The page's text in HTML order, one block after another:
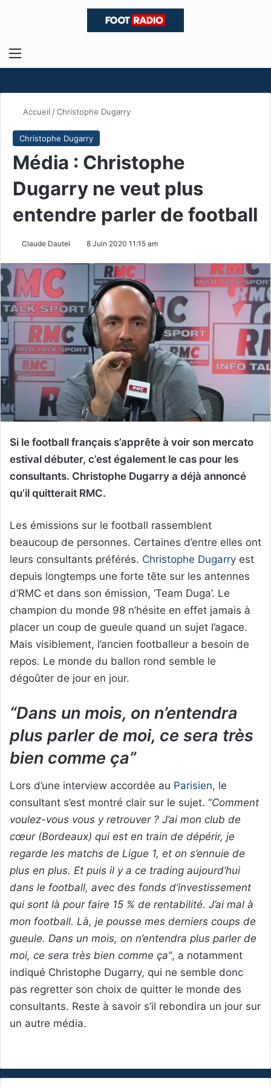
Menu
Accueil /Christophe Dugarry
Christophe Dugarry
Média : Christophe
Dugarry ne veut plus
entendre parler de football
Claude Dautel 8 Juin 2020 11:15 am
Si le football français s’apprête à voir son mercato
estival débuter, c’est également le cas pour les
consultants. Christophe Dugarry a déjà annoncé
qu’il quitterait RMC.
Les émissions sur le football rassemblent
beaucoup de personnes. Certaines d’entre elles ont
leurs consultants préférés. Christophe Dugarry est
depuis longtemps une forte tête sur les antennes
d’RMC et dans son émission, ‘Team Duga’. Le
champion du monde 98 n’hésite en effet jamais à
placer un coup de gueule quand un sujet l’agace.
Mais visiblement, l’ancien footballeur a besoin de
repos. Le monde du ballon rond semble le
dégoûter de jour en jour.
“Dans un mois, on n’entendra
plus parler de moi, ce sera très
bien comme ça”
Lors d’une interview accordée au Parisien, le
consultant s’est montré clair sur le sujet. “Comment
voulez-vous vous y retrouver ? J’ai mon club de
cœur (Bordeaux) qui est en train de dépérir, je
regarde les matchs de Ligue 1, et on s’ennuie de
plus en plus. Et puis il y a ce trading aujourd’hui
dans le football, avec des fonds d’investissement
qui sont là pour faire 15 % de rentabilité. J’ai mal à
mon football. Là, je pousse mes derniers coups de
gueule. Dans un mois, on n’entendra plus parler de
moi, ce sera très bien comme ça”, a notamment
indiqué Christophe Dugarry, qui ne semble donc
pas regretter son choix de quitter le monde des
consultants. Reste à savoir s’il rebondira un jour sur
un autre média.